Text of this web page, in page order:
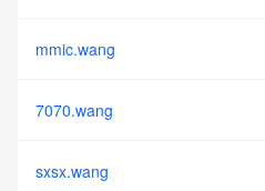
mmic.wang
7070.wang
sxsx.wang